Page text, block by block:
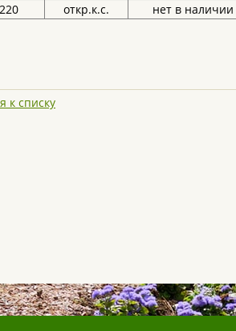
откр.к.с. нет в наличии
к списку